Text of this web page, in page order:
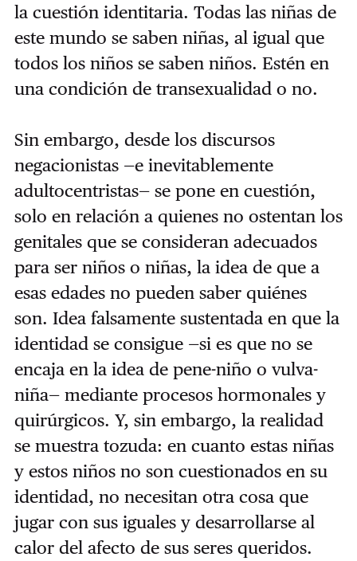
la cuestión identitaria. Todas las niñas de
este mundo se saben niñas, al igual que
todos los niños se saben niños. Estén en
una condición de transexualidad o no.
Sin embargo, desde los discursos
negacionistas —e inevitablemente
adultocentristas— se pone en cuestión,
solo en relación a quienes no ostentan los
genitales que se consideran adecuados
para ser niños o niñas, la idea de que a
esas edades no pueden saber quiénes
son. Idea falsamente sustentada en que la
identidad se consigue —si es que no se
encaja en la idea de pene-niño o vulva-
niña— mediante procesos hormonales y
quirúrgicos. Y, sin embargo, la realidad
se muestra tozuda: en cuanto estas niñas
y estos niños no son cuestionados en su
identidad, no necesitan otra cosa que
jugar con sus iguales y desarrollarse al
calor del afecto de sus seres queridos.